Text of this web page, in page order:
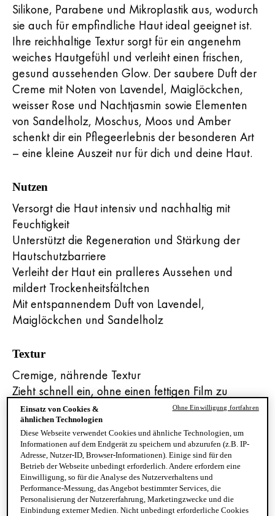
Silikone, Parabene und Mikroplastik aus, wodurch
sie auch für empfindliche Haut ideal geeignet ist.
Ihre reichhaltige Textur sorgt für ein angenehm
weiches Hautgefühl und verleiht einen frischen,
gesund aussehenden Glow. Der saubere Duft der
Creme mit Noten von Lavendel, Maiglöckchen,
weisser Rose und Nachtjasmin sowie Elementen
von Sandelholz, Moschus, Moos und Amber
schenkt dir ein Pflegeerlebnis der besonderen Art
– eine kleine Auszeit nur für dich und deine Haut.
Nutzen
Versorgt die Haut intensiv und nachhaltig mit
Feuchtigkeit
Unterstützt die Regeneration und Stärkung der
Hautschutzbarriere
Verleiht der Haut ein pralleres Aussehen und
mildert Trockenheitsfältchen
Mit entspannendem Duft von Lavendel,
Maiglöckchen und Sandelholz
Textur
Cremige, nährende Textur
Zieht schnell ein, ohne einen fettigen Film zu
hinterlassen
Nicht komedogen – bewahrt die Haut vor
verstopften Poren
Sorgt für ein geschmeidiges Hautgefühl und einen
strahlenden, frischen Teint
Anwendung
Einsatz von Cookies &
ähnlichen Technologien
Diese Webseite verwendet Cookies und ähnliche Technologien, um
Informationen auf dem Endgerät zu speichern und abzurufen (z.B. IP-
Adresse, Nutzer-ID, Browser-Informationen). Einige sind für den
Betrieb der Webseite unbedingt erforderlich. Andere erfordern eine
Einwilligung, so für die Analyse des Nutzerverhaltens und
Performance-Messung, das Angebot bestimmter Services, die
Personalisierung der Nutzererfahrung, Marketingzwecke und die
Einbindung externer Medien. Nicht unbedingt erforderliche Cookies
Ohne Einwilligung fortfahren